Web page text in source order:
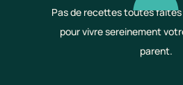
Pas de recettes toutes
pour vivre sereinement
parent.